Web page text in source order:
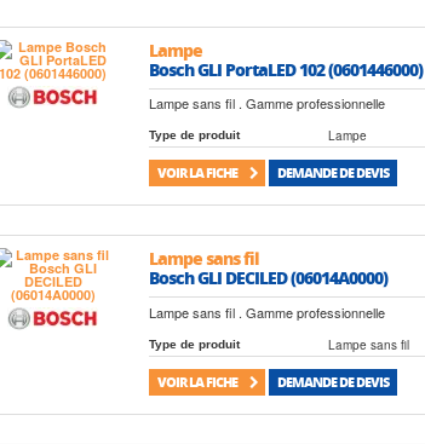
Lampe
Bosch GLI PortaLED 102 (0601446000)
Lampe sans fil . Gamme professionnelle
Type de produit Lampe
VOIR LA FICHE DEMANDE DE DEVIS
Lampe sans fil
Bosch GLI DECILED (06014A0000)
Lampe sans fil . Gamme professionnelle
Type de produit Lampe sans fil
VOIR LA FICHE DEMANDE DE DEVIS